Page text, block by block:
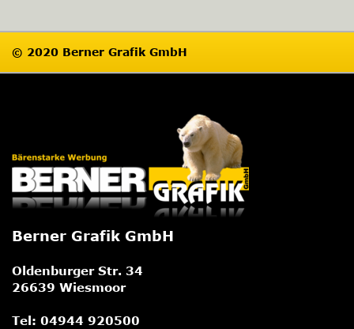
© 2020 Berner Grafik GmbH
Berner Grafik GmbH
Oldenburger Str. 34
26639 Wiesmoor
Tel: 04944 920500